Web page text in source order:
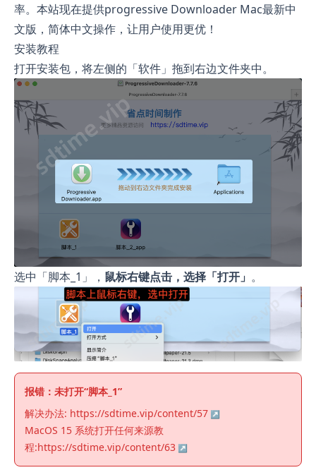
率。本站现在提供progressive Downloader Mac最新中
文版，简体中文操作，让用户使用更优！
安装教程
打开安装包，将左侧的「软件」拖到右边文件夹中。
选中「脚本_1」， 鼠标右键点击，选择「打开」 。
报错：未打开“脚本_1”
解决办法: https://sdtime.vip/content/57
MacOS 15 系统打开任何来源教
程:https://sdtime.vip/content/63